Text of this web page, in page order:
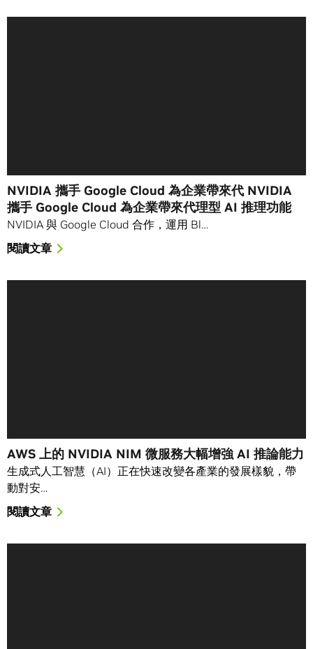
NVIDIA 攜手 Google Cloud 為企業帶來代 NVIDIA
攜手 Google Cloud 為企業帶來代理型 AI 推理功能
NVIDIA 與 Google Cloud 合作，運用 Bl…
閱讀文章
AWS 上的 NVIDIA NIM 微服務大幅增強 AI 推論能力
生成式人工智慧（AI）正在快速改變各產業的發展樣貌，帶
動對安…
閱讀文章